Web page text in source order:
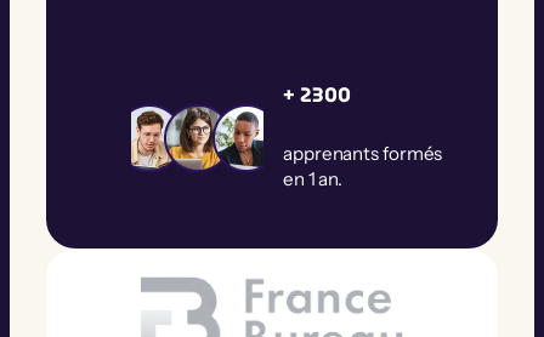
+ 2300
apprenants formés
en 1 an.